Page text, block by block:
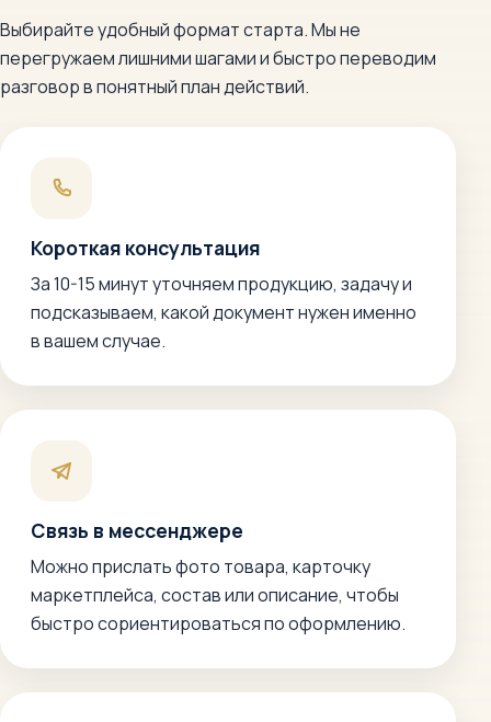
Выбирайте удобный формат старта. Мы не
перегружаем лишними шагами и быстро переводим
разговор в понятный план действий.
Короткая консультация
За 10-15 минут уточняем продукцию, задачу и
подсказываем, какой документ нужен именно
в вашем случае.
Связь в мессенджере
Можно прислать фото товара, карточку
маркетплейса, состав или описание, чтобы
быстро сориентироваться по оформлению.